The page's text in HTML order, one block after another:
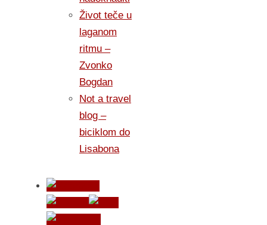
Život teče u
laganom
ritmu –
Zvonko
Bogdan
Not a travel
blog –
biciklom do
Lisabona